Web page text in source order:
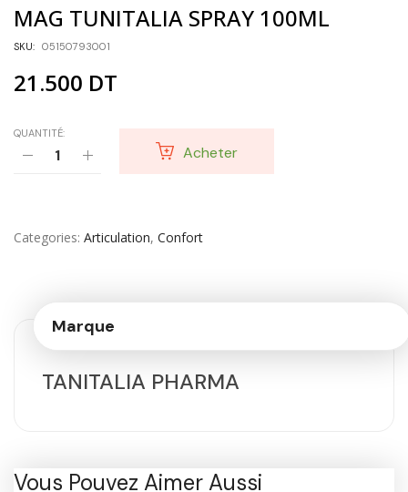
MAG TUNITALIA SPRAY 100ML
SKU: 05150793001
21.500 DT
QUANTITÉ:
Acheter
Categories Articulation, Confort
Marque
TANITALIA PHARMA
Vous Pouvez Aimer Aussi